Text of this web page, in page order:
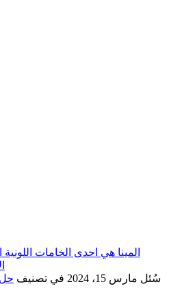
المينا هي احدى الخامات
سُئل مارس 15، 2024 في تصنيف حل